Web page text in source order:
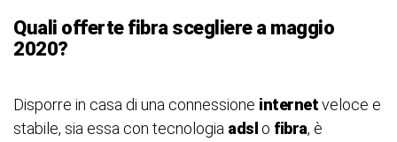
Quali offerte fibra scegliere a maggio
2020?
Disporre in casa di una connessione internetveloce e
stabile, sia essa con tecnologia adsl o fibra, è